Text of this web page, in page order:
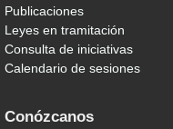
Publicaciones
Leyes en tramitación
Consulta de iniciativas
Calendario de sesiones
Conózcanos